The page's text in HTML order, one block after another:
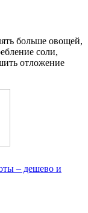
больше овощей,
соли,
отложение
– дешево и